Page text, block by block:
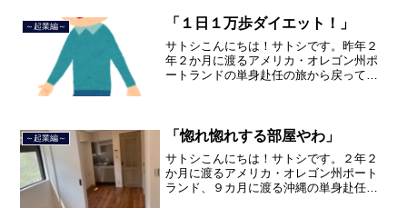
ました。２０２１年３月９日より東京都
品川区南大井で不動産を主...
～起業編～ 「１日１万歩ダイエット！」
サトシこんにちは！サトシです。昨年２
年２か月に渡るアメリカ・オレゴン州ポ
ートランドの単身赴任の旅から戻ってき
し、東京品川区南大井で不動...
～起業編～ 「惚れ惚れする部屋やわ」
サトシこんにちは！サトシです。２年２
か月に渡るアメリカ・オレゴン州ポート
ランド、９カ月に渡る沖縄の単身赴任の